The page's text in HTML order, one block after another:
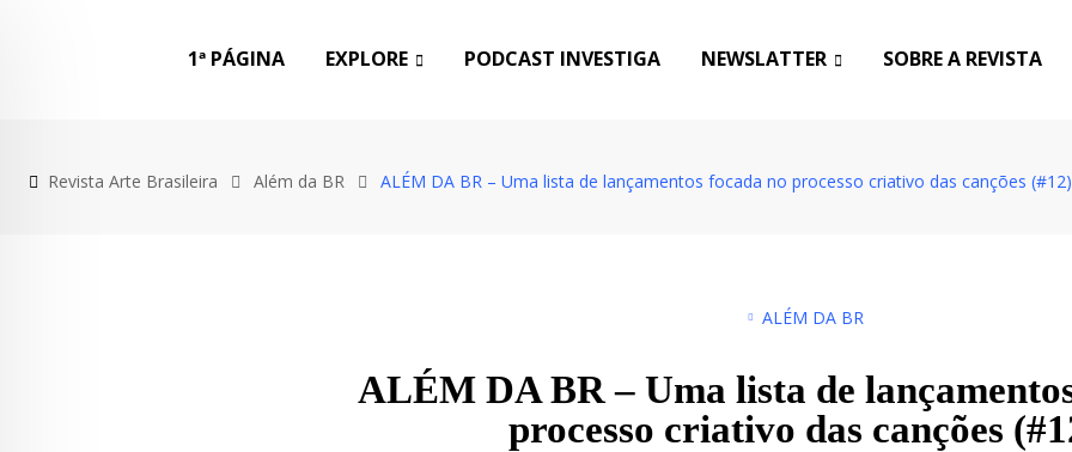
1ª PÁGINA EXPLORE PODCAST INVESTIGA NEWSLATTER SOBRE A REVISTA
Revista Arte Brasileira Além da BR ALÉM DA BR – Uma lista de lançamentos focada no processo criativo das canções (#12)
ALÉM DA BR
ALÉM DA BR – Uma lista de
processo criativo das canções